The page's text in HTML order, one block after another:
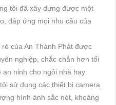
tôi đã xây dựng được một
đáp ứng mọi nhu cầu của
của An Thành Phát được
nghiệp, chắc chắn hơn tối
ninh cho ngôi nhà hay
sử dụng các thiết bị camera
hình ảnh sắc nét, khoảng